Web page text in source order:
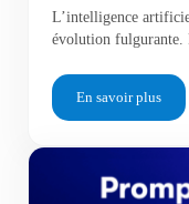
L’intelligence
évolution
En savoir plus
Google